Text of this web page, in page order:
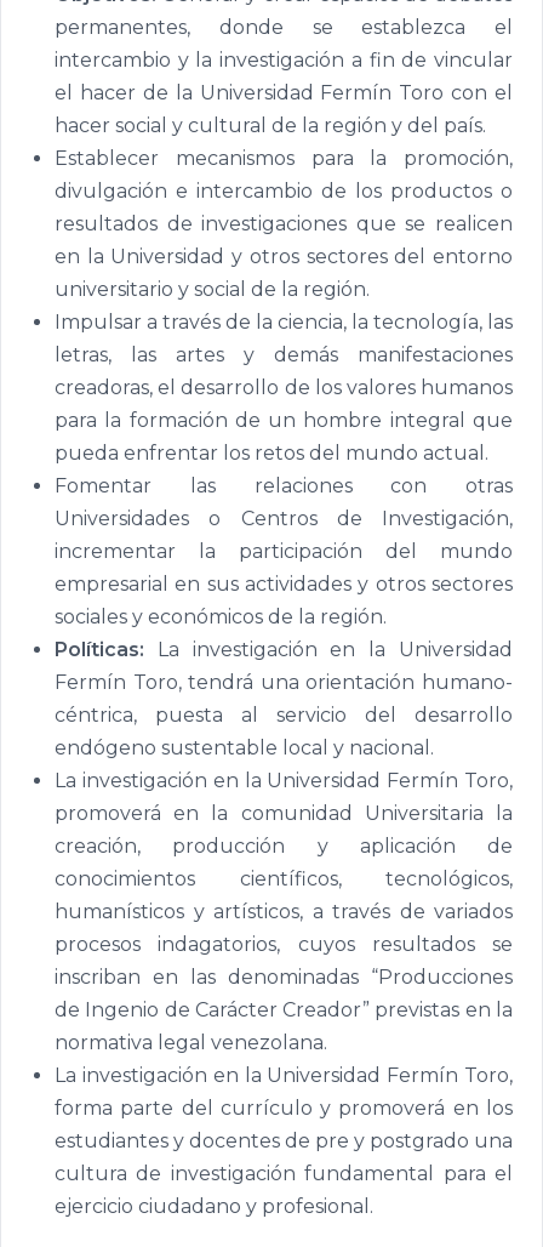
permanentes, donde se establezca el
intercambio y la investigación a fin de vincular
el hacer de la Universidad Fermín Toro con el
hacer social y cultural de la región y del país.
Establecer mecanismos para la promoción,
divulgación e intercambio de los productos o
resultados de investigaciones que se realicen
en la Universidad y otros sectores del entorno
universitario y social de la región.
Impulsar a través de la ciencia, la tecnología, las
letras, las artes y demás manifestaciones
creadoras, el desarrollo de los valores humanos
para la formación de un hombre integral que
pueda enfrentar los retos del mundo actual.
Fomentar las relaciones con otras
Universidades o Centros de Investigación,
incrementar la participación del mundo
empresarial en sus actividades y otros sectores
sociales y económicos de la región.
Políticas: La investigación en la Universidad
Fermín Toro, tendrá una orientación humano-
céntrica, puesta al servicio del desarrollo
endógeno sustentable local y nacional.
La investigación en la Universidad Fermín Toro,
promoverá en la comunidad Universitaria la
creación, producción y aplicación de
conocimientos científicos, tecnológicos,
humanísticos y artísticos, a través de variados
procesos indagatorios, cuyos resultados se
inscriban en las denominadas “Producciones
de Ingenio de Carácter Creador” previstas en la
normativa legal venezolana.
La investigación en la Universidad Fermín Toro,
forma parte del currículo y promoverá en los
estudiantes y docentes de pre y postgrado una
cultura de investigación fundamental para el
ejercicio ciudadano y profesional.